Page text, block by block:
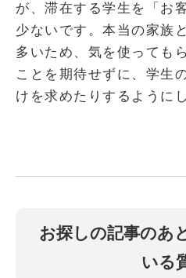
が、滞在する学生を「お
少ないです。本当の家族
多いため、気を使っても
ことを期待せずに、学生
けを求めたりするように
お探しの記事のあ
いる